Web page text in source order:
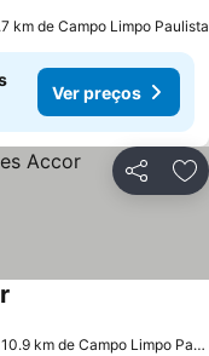
km de Campo Limpo Paulista
Ver preços
Partilhar
São Paulo, a 10.9 km de Campo Limpo Paulista